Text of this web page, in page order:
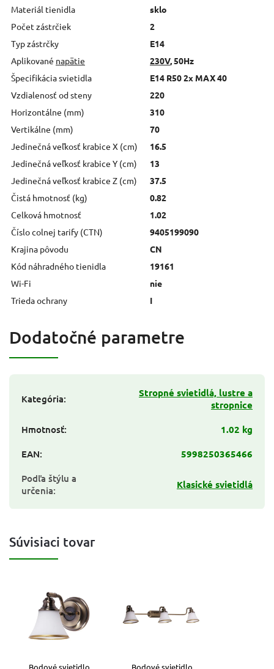
Materiál tienidla
sklo
Počet zástrčiek
2
Typ zástrčky
E14
Aplikované napätie 230V, 50Hz
Špecifikácia svietidla
E14 R50 2x MAX 40
Vzdialenosť od steny
220
Horizontálne (mm)
310
Vertikálne (mm)
70
Jedinečná veľkosť krabice X (cm)
16.5
Jedinečná veľkosť krabice Y (cm)
13
Jedinečná veľkosť krabice Z (cm)
37.5
Čistá hmotnosť (kg)
0.82
Celková hmotnosť
1.02
Číslo colnej tarify (CTN)
9405199090
Krajina pôvodu
CN
Kód náhradného tienidla
19161
Wi-Fi
nie
Trieda ochrany
I
Dodatočné parametre
Kategória:
Stropné svietidlá, lustre a
stropnice
Hmotnosť:
1.02 kg
EAN:
5998250365466
Podľa štýlu a
určenia: Klasické svietidlá
Súvisiaci tovar